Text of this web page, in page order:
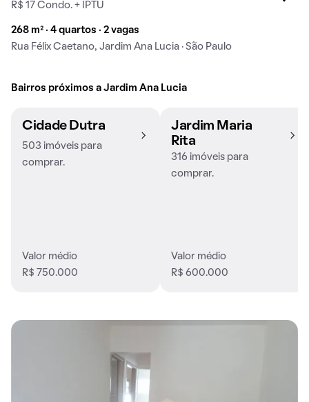
R$ 17 Condo. + IPTU
268 m² · 4 quartos · 2 vagas
Rua Félix Caetano, Jardim Ana Lucia · São Paulo
Bairros próximos a Jardim Ana Lucia
Cidade Dutra
503 imóveis para
comprar.
Valor médio
R$ 750.000
Jardim Maria
Rita
316 imóveis para
comprar.
Valor médio
R$ 600.000